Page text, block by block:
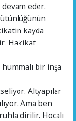
eder.
kayda
Hakikat
bir inşa
Altyapılar
Ama ben
dirilir. Hocalı